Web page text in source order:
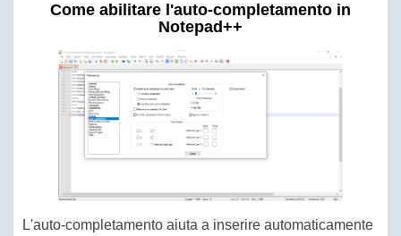
Come abilitare l'auto-completamento in
Notepad++
L'auto-completamento aiuta a inserire automaticamente